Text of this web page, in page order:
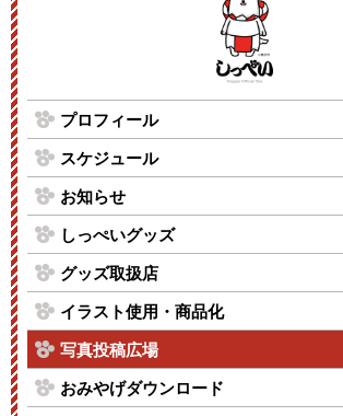
プロフィール
スケジュール
お知らせ
しっぺいグッズ
グッズ取扱店
イラスト使用・商品化
写真投稿広場
おみやげダウンロード